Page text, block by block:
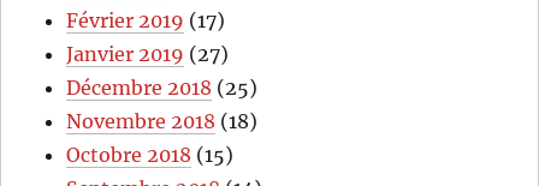
Février 2019 (17)
Janvier 2019 (27)
Décembre 2018 (25)
Novembre 2018 (18)
Octobre 2018 (15)